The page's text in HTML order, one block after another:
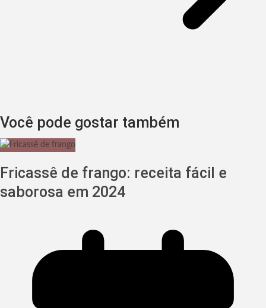
Você pode gostar também
Fricassê de frango: receita fácil e
saborosa em 2024